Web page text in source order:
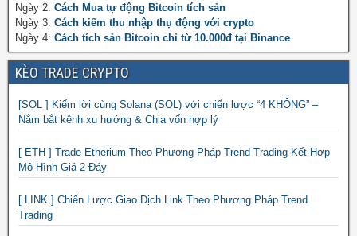
Ngày 2: Cách Mua tự động Bitcoin tích sản
Ngày 3: Cách kiếm thu nhập thụ động với crypto
Ngày 4: Cách tích sản Bitcoin chỉ từ 10.000đ tại Binance
KÈO TRADE CRYPTO
[SOL ] Kiếm lời cùng Solana (SOL) với chiến lược “4 KHÔNG” –
Nắm bắt kênh xu hướng & Chia vốn hợp lý
[ ETH ] Trade Etherium Theo Phương Pháp Trend Trading Kết Hợp
Mô Hình Giá 2 Đáy
[ LINK ] Chiến Lược Giao Dịch Link Theo Phương Pháp Trend
Trading